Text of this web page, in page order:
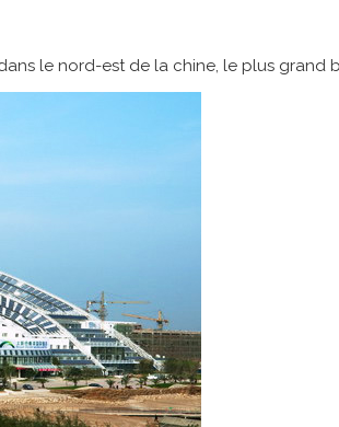
le nord-est de la chine, le plus grand